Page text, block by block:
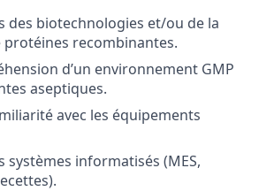
des biotechnologies et/ou de la
recombinantes.
d’un environnement GMP
aseptiques.
avec les équipements
systèmes informatisés (MES,